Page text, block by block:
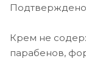
Подтверждено
Крем не
парабенов,